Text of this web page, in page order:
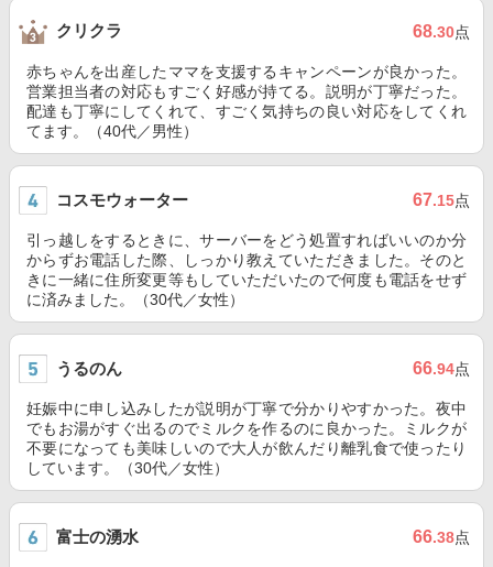
クリクラ 68.30点
赤ちゃんを出産したママを支援するキャンペーンが良かった。
営業担当者の対応もすごく好感が持てる。説明が丁寧だった。
配達も丁寧にしてくれて、すごく気持ちの良い対応をしてくれ
てます。（40代／男性）
コスモウォーター 67.15点
引っ越しをするときに、サーバーをどう処置すればいいのか分
からずお電話した際、しっかり教えていただきました。そのと
きに一緒に住所変更等もしていただいたので何度も電話をせず
に済みました。（30代／女性）
うるのん 66.94点
妊娠中に申し込みしたが説明が丁寧で分かりやすかった。夜中
でもお湯がすぐ出るのでミルクを作るのに良かった。ミルクが
不要になっても美味しいので大人が飲んだり離乳食で使ったり
しています。（30代／女性）
富士の湧水 66.38点